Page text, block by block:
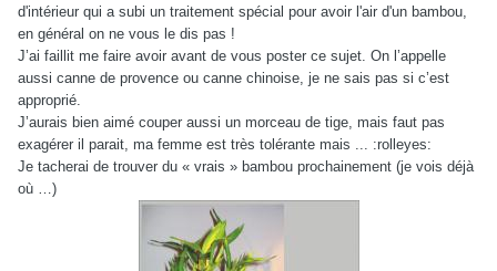
d'intérieur qui a subi un traitement spécial pour avoir l'air d'un bambou,
en général on ne vous le dis pas !
J’ai faillit me faire avoir avant de vous poster ce sujet. On l’appelle
aussi canne de provence ou canne chinoise, je ne sais pas si c’est
approprié.
J’aurais bien aimé couper aussi un morceau de tige, mais faut pas
exagérer il parait, ma femme est très tolérante mais ... :rolleyes:
Je tacherai de trouver du « vrais » bambou prochainement (je vois déjà
où …)